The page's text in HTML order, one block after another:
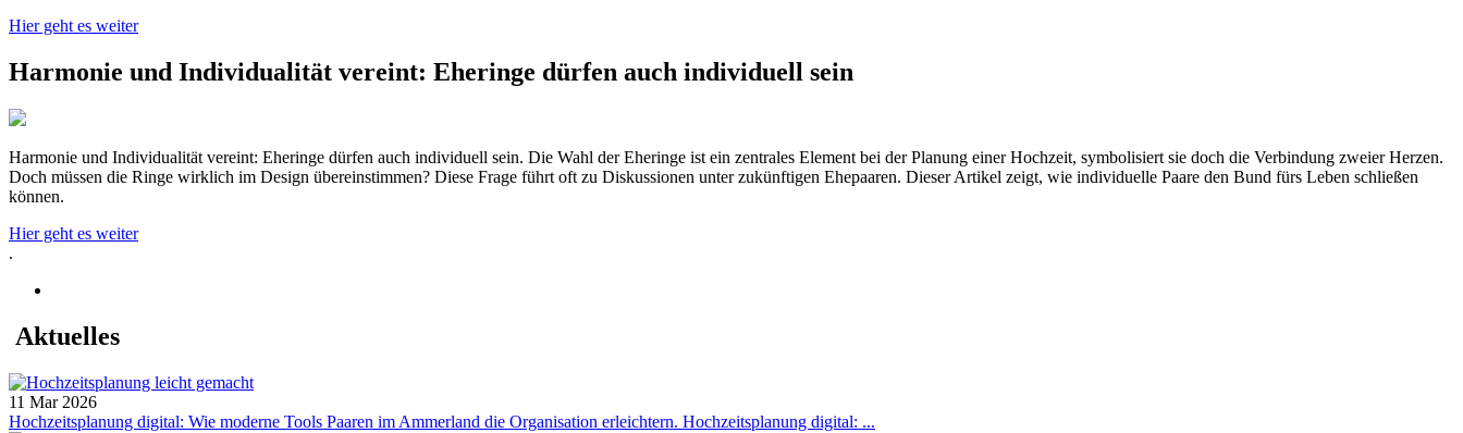
Hier geht es weiter
Harmonie und Individualität vereint: Eheringe dürfen auch individuell sein
Harmonie und Individualität vereint: Eheringe dürfen auch individuell sein. Die Wahl der Eheringe ist ein zentrales Element bei der Planung einer Hochzeit, symbolisiert sie doch die Verbindung zweier Herzen.
Doch müssen die Ringe wirklich im Design übereinstimmen? Diese Frage führt oft zu Diskussionen unter zukünftigen Ehepaaren. Dieser Artikel zeigt, wie individuelle Paare den Bund fürs Leben schließen
können.
Hier geht es weiter
.
Aktuelles
11 Mar 2026
Hochzeitsplanung digital: Wie moderne Tools Paaren im Ammerland die Organisation erleichtern. Hochzeitsplanung digital: ...